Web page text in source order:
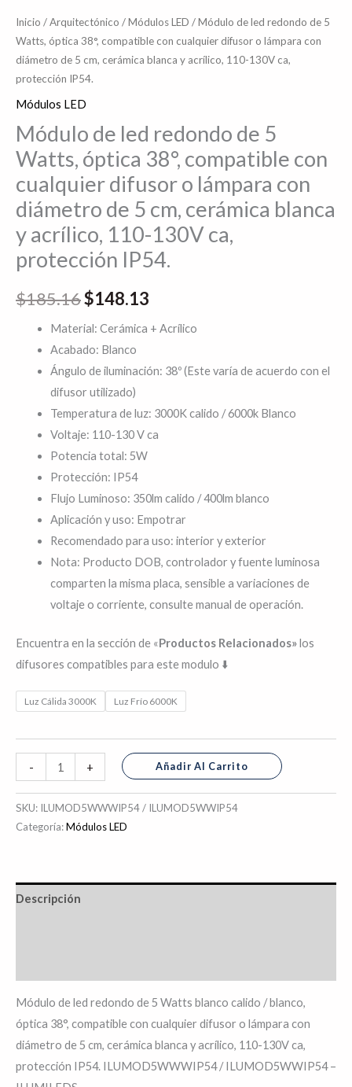
Inicio /Arquitectónico /Módulos LED / Módulo de led redondo de 5
Watts, óptica 38°, compatible con cualquier difusor o lámpara con
diámetro de 5 cm, cerámica blanca y acrílico, 110-130V ca,
protección IP54.
Módulos LED
Módulo de led redondo de 5
Watts, óptica 38°, compatible con
cualquier difusor o lámpara con
diámetro de 5 cm, cerámica blanca
y acrílico, 110-130V ca,
protección IP54.
$185.16$148.13
Material: Cerámica + Acrílico
Acabado: Blanco
Ángulo de iluminación: 38º (Este varía de acuerdo con el
difusor utilizado)
Temperatura de luz: 3000K calido / 6000k Blanco
Voltaje: 110-130 V ca
Potencia total: 5W
Protección: IP54
Flujo Luminoso: 350lm calido / 400lm blanco
Aplicación y uso: Empotrar
Recomendado para uso: interior y exterior
Nota: Producto DOB, controlador y fuente luminosa
comparten la misma placa, sensible a variaciones de
voltaje o corriente, consulte manual de operación.
Encuentra en la sección de «Productos Relacionados»los
difusores compatibles para este modulo ⬇️
Luz Cálida 3000K Luz Frío 6000K
-
o
lámpara
con
diámetro
de
5
cerámica
blanca
y
acrílico,
130V
ca,
+ Añadir Al Carrito
SKU: ILUMOD5WWWIP54 / ILUMOD5WWIP54
Categoría:Módulos LED
Descripción
Módulo de led redondo de 5 Watts blanco calido / blanco,
óptica 38°, compatible con cualquier difusor o lámpara con
diámetro de 5 cm, cerámica blanca y acrílico, 110-130V ca,
protección IP54. ILUMOD5WWWIP54 / ILUMOD5WWIP54 –